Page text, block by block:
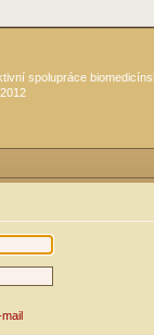
spolupráce